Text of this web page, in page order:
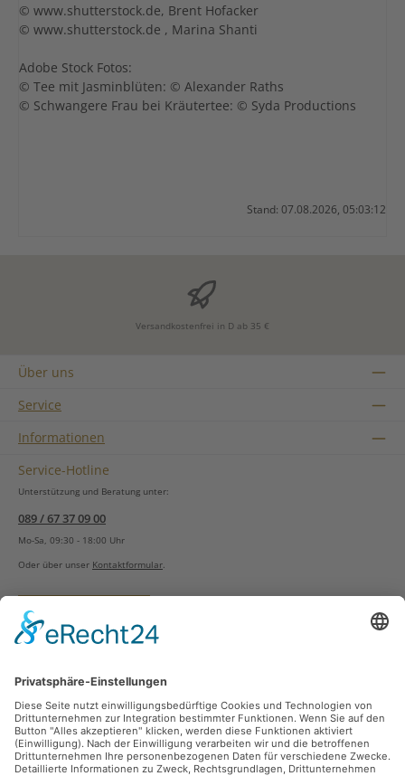
© www.shutterstock.de, Brent Hofacker
© www.shutterstock.de , Marina Shanti
Adobe Stock Fotos:
© Tee mit Jasminblüten: © Alexander Raths
© Schwangere Frau bei Kräutertee: © Syda Productions
Stand: 07.08.2026, 05:03:12
Versandkostenfrei in D ab 35 €
Über uns
Service
Informationen
Service-Hotline
Unterstützung und Beratung unter:
089 / 67 37 09 00
Mo-Sa, 09:30 - 18:00 Uhr
Oder über unser Kontaktformular.
Vertrag widerrufen
Zahlungsarten
Sicher Einkaufen
Ladengeschäft